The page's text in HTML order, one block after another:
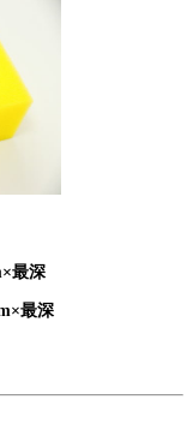
最深
最深